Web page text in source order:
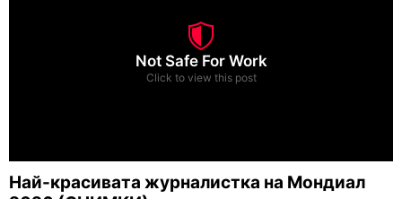
Not Safe For Work
Click to view this post
Най-красивата журналистка на Мондиал